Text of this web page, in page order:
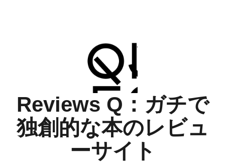
Reviews Q：ガチで
独創的な本のレビュ
ーサイト